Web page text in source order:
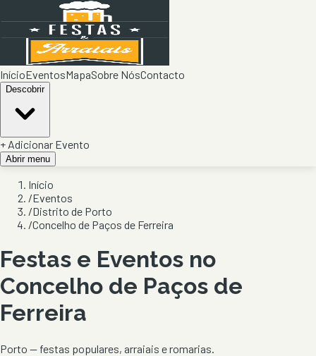
InícioEventosMapaSobre NósContacto
Descobrir
+ Adicionar Evento
Abrir menu
Início
/Eventos
/Distrito de Porto
/Concelho de Paços de Ferreira
Festas e Eventos no
Concelho de Paços de
Ferreira
Porto — festas populares, arraiais e romarias.